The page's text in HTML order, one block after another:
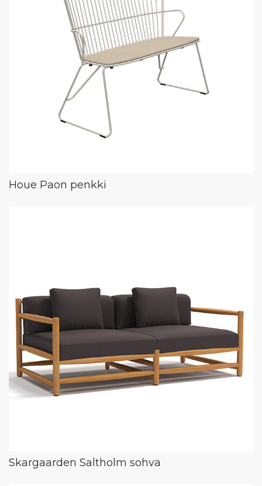
Houe Paon penkki
Skargaarden Saltholm sohva